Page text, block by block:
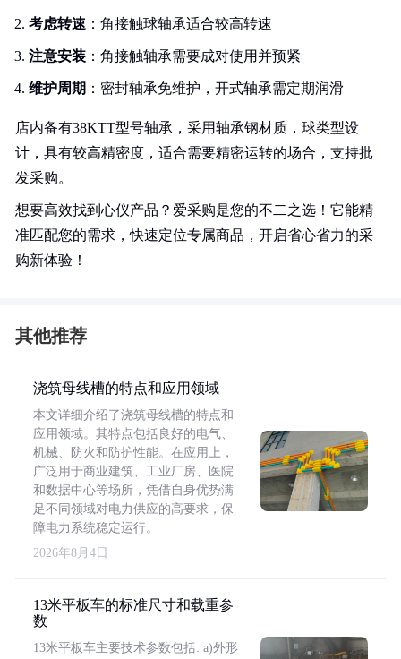
考虑转速 ：角接触球轴承适合较高转速
注意安装 ：角接触轴承需要成对使用并预紧
维护周期 ：密封轴承免维护，开式轴承需定期润滑
店内备有38KTT型号轴承，采用轴承钢材质，球类型设
计，具有较高精密度，适合需要精密运转的场合，支持批
发采购。
想要高效找到心仪产品？爱采购是您的不二之选！它能精
准匹配您的需求，快速定位专属商品，开启省心省力的采
购新体验！
其他推荐
浇筑母线槽的特点和应用领域
本文详细介绍了浇筑母线槽的特点和
应用领域。其特点包括良好的电气、
机械、防火和防护性能。在应用上，
广泛用于商业建筑、工业厂房、医院
和数据中心等场所，凭借自身优势满
足不同领域对电力供应的高要求，保
障电力系统稳定运行。
2026年8月4日
13米平板车的标准尺寸和载重参
数
13米平板车主要技术参数包括: a)外形